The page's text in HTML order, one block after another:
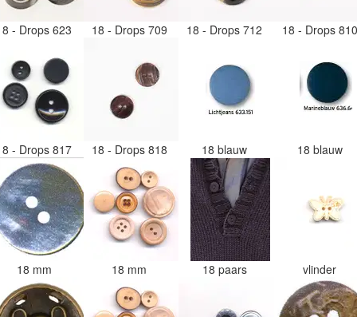
- Drops 623 18 - Drops 709 18 - Drops 712 18 - Drops
- Drops 817 18 - Drops 818 18 blauw 18 blauw
18 mm 18 mm 18 paars vlinder